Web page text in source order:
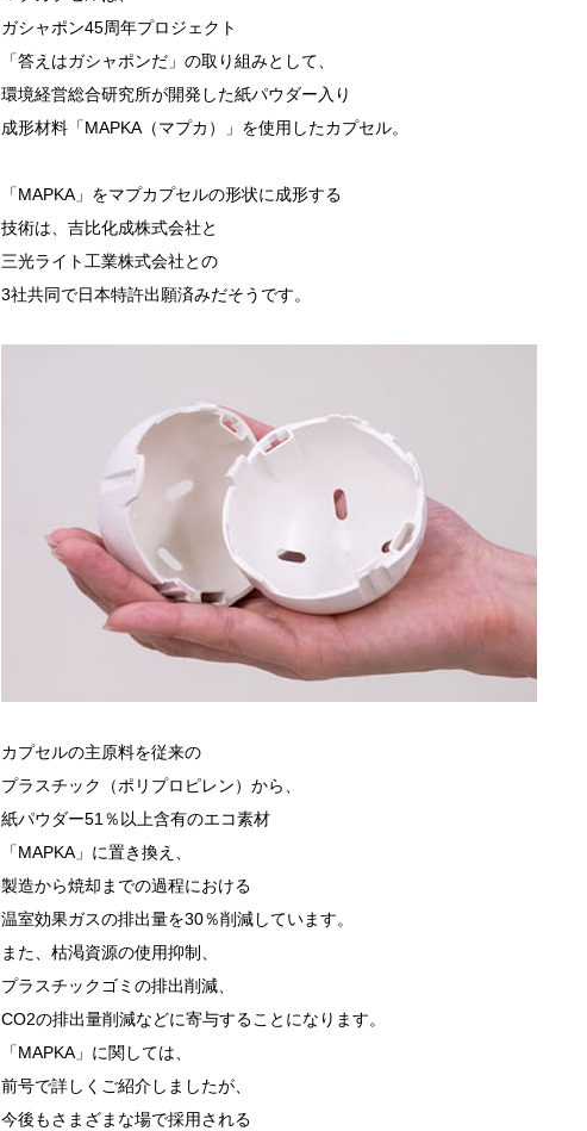
ガシャポン45周年プロジェクト
「答えはガシャポンだ」の取り組みとして、
環境経営総合研究所が開発した紙パウダー入り
成形材料「MAPKA（マプカ）」を使用したカプセル。
「MAPKA」をマプカプセルの形状に成形する
技術は、吉比化成株式会社と
三光ライト工業株式会社との
3社共同で日本特許出願済みだそうです。
カプセルの主原料を従来の
プラスチック（ポリプロピレン）から、
紙パウダー51％以上含有のエコ素材
「MAPKA」に置き換え、
製造から焼却までの過程における
温室効果ガスの排出量を30％削減しています。
また、枯渇資源の使用抑制、
プラスチックゴミの排出削減、
CO2の排出量削減などに寄与することになります。
「MAPKA」に関しては、
前号で詳しくご紹介しましたが、
今後もさまざまな場で採用される